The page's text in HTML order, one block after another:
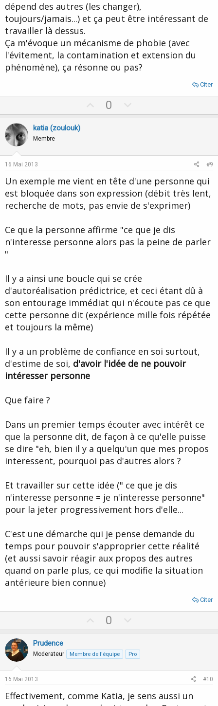
dépend des autres (les changer),
toujours/jamais...) et ça peut être intéressant de
travailler là dessus.
Ça m'évoque un mécanisme de phobie (avec
l'évitement, la contamination et extension du
phénomène), ça résonne ou pas?
Citer
p
0
o
t
e
katia (zoulouk)
Membre
16 Mai 2013 #9
Un exemple me vient en tête d'une personne qui
est bloquée dans son expression (débit très lent,
recherche de mots, pas envie de s'exprimer)
Ce que la personne affirme "ce que je dis
n'interesse personne alors pas la peine de parler
"
Il y a ainsi une boucle qui se crée
d'autoréalisation prédictrice, et ceci étant dû à
son entourage immédiat qui n'écoute pas ce que
cette personne dit (expérience mille fois répétée
et toujours la même)
Il y a un problème de confiance en soi surtout,
d'estime de soi, d'avoir l'idée de ne pouvoir
intéresser personne
Que faire ?
Dans un premier temps écouter avec intérêt ce
que la personne dit, de façon à ce qu'elle puisse
se dire "eh, bien il y a quelqu'un que mes propos
interessent, pourquoi pas d'autres alors ?
Et travailler sur cette idée (" ce que je dis
n'interesse personne = je n'interesse personne"
pour la jeter progressivement hors d'elle...
C'est une démarche qui je pense demande du
temps pour pouvoir s'approprier cette réalité
(et aussi savoir réagir aux propos des autres
quand on parle plus, ce qui modifie la situation
antérieure bien connue)
Citer
p
o
t
0
o
n
v
e
Prudence
Moderateur Membre de l'équipe Pro
16 Mai 2013 #10
Effectivement, comme Katia, je sens aussi un